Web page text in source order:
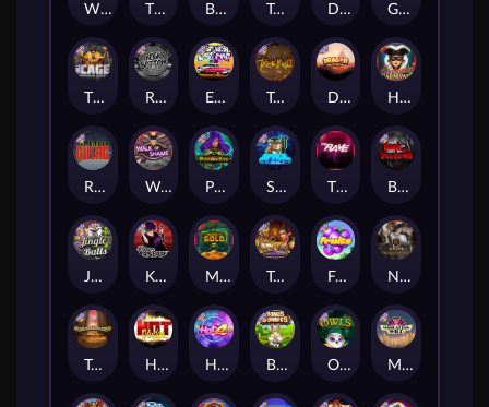
Nexus Tombstone RIP
Manhattan Goes Wild
Book Of Shadows
Rock Bottom
The Cage
Hot Nudge
Space Donkey
Monkey's Gold xPays
Barbarian Fury
Poison Eve
Tomb of Nefertiti
Tomb of Akhenaten
Dragon Tribe
Gluttony
Fruits
Bonus Bunnies
Deadwood xNudge
Hot 4 Cash
Tombstone
Owls
East Coast Vs West Coast
The Creepy Carnival
Whacked
Jingle Balls
Harlequin Carnival
Walk of Shame
Remember Gulag
Karen Maneater
True kult
The Rave